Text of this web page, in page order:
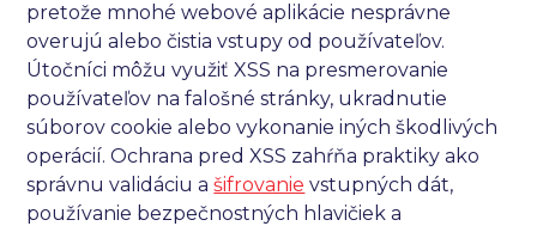
pretože mnohé webové aplikácie nesprávne
overujú alebo čistia vstupy od používateľov.
Útočníci môžu využiť XSS na presmerovanie
používateľov na falošné stránky, ukradnutie
súborov cookie alebo vykonanie iných škodlivých
operácií. Ochrana pred XSS zahŕňa praktiky ako
správnu validáciu ašifrovanie vstupných dát,
používanie bezpečnostných hlavičiek a